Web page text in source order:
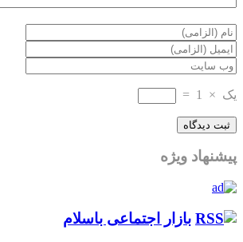
یک ×
1
=
پیشنهاد ویژه
بازار اجتماعی باسلام